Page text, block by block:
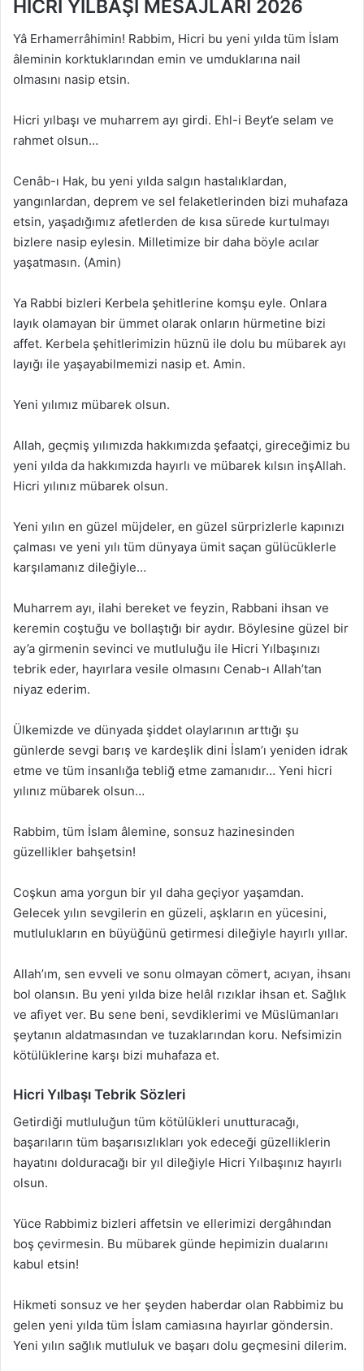
HİCRİ YILBAŞI MESAJLARI 2026
Yâ Erhamerrâhimin! Rabbim, Hicri bu yeni yılda tüm İslam
âleminin korktuklarından emin ve umduklarına nail
olmasını nasip etsin.
Hicri yılbaşı ve muharrem ayı girdi. Ehl-i Beyt’e selam ve
rahmet olsun…
Cenâb-ı Hak, bu yeni yılda salgın hastalıklardan,
yangınlardan, deprem ve sel felaketlerinden bizi muhafaza
etsin, yaşadığımız afetlerden de kısa sürede kurtulmayı
bizlere nasip eylesin. Milletimize bir daha böyle acılar
yaşatmasın. (Amin)
Ya Rabbi bizleri Kerbela şehitlerine komşu eyle. Onlara
layık olamayan bir ümmet olarak onların hürmetine bizi
affet. Kerbela şehitlerimizin hüznü ile dolu bu mübarek ayı
layığı ile yaşayabilmemizi nasip et. Amin.
Yeni yılımız mübarek olsun.
Allah, geçmiş yılımızda hakkımızda şefaatçi, gireceğimiz bu
yeni yılda da hakkımızda hayırlı ve mübarek kılsın inşAllah.
Hicri yılınız mübarek olsun.
Yeni yılın en güzel müjdeler, en güzel sürprizlerle kapınızı
çalması ve yeni yılı tüm dünyaya ümit saçan gülücüklerle
karşılamanız dileğiyle…
Muharrem ayı, ilahi bereket ve feyzin, Rabbani ihsan ve
keremin coştuğu ve bollaştığı bir aydır. Böylesine güzel bir
ay’a girmenin sevinci ve mutluluğu ile Hicri Yılbaşınızı
tebrik eder, hayırlara vesile olmasını Cenab-ı Allah’tan
niyaz ederim.
Ülkemizde ve dünyada şiddet olaylarının arttığı şu
günlerde sevgi barış ve kardeşlik dini İslam’ı yeniden idrak
etme ve tüm insanlığa tebliğ etme zamanıdır… Yeni hicri
yılınız mübarek olsun…
Rabbim, tüm İslam âlemine, sonsuz hazinesinden
güzellikler bahşetsin!
Coşkun ama yorgun bir yıl daha geçiyor yaşamdan.
Gelecek yılın sevgilerin en güzeli, aşkların en yücesini,
mutlulukların en büyüğünü getirmesi dileğiyle hayırlı yıllar.
Allah’ım, sen evveli ve sonu olmayan cömert, acıyan, ihsanı
bol olansın. Bu yeni yılda bize helâl rızıklar ihsan et. Sağlık
ve afiyet ver. Bu sene beni, sevdiklerimi ve Müslümanları
şeytanın aldatmasından ve tuzaklarından koru. Nefsimizin
kötülüklerine karşı bizi muhafaza et.
Hicri Yılbaşı Tebrik Sözleri
Getirdiği mutluluğun tüm kötülükleri unutturacağı,
başarıların tüm başarısızlıkları yok edeceği güzelliklerin
hayatını dolduracağı bir yıl dileğiyle Hicri Yılbaşınız hayırlı
olsun.
Yüce Rabbimiz bizleri affetsin ve ellerimizi dergâhından
boş çevirmesin. Bu mübarek günde hepimizin dualarını
kabul etsin!
Hikmeti sonsuz ve her şeyden haberdar olan Rabbimiz bu
gelen yeni yılda tüm İslam camiasına hayırlar göndersin.
Yeni yılın sağlık mutluluk ve başarı dolu geçmesini dilerim.